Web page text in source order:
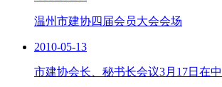
温州市建协四届会员大会会场
2010-05-13
市建协会长、秘书长会议3月17日在